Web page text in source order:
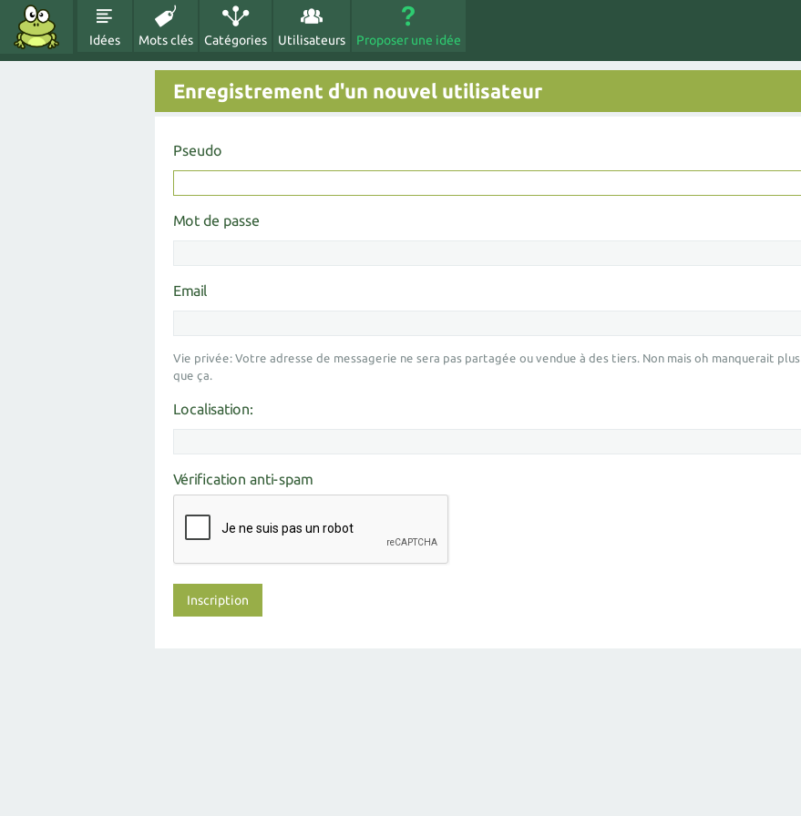
Idées Mots clés Catégories Utilisateurs Proposer une idée
Enregistrement d'un nouvel utilisateur
Pseudo
Mot de passe
Email
Vie privée: Votre adresse de messagerie ne sera pas partagée ou vendue à des tiers. Non mais oh manquerait plus
que ça.
Localisation:
Vérification anti-spam